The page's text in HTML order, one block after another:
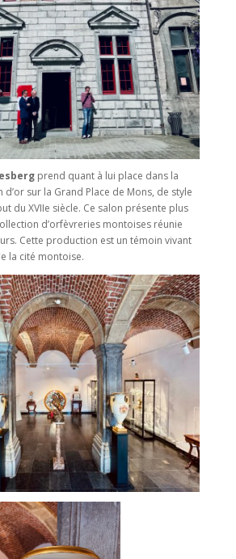
prend quant à lui place dans la
sur la Grand Place de Mons, de style
du XVIIe siècle. Ce salon présente plus
d’orfèvreries montoises réunie
Cette production est un témoin vivant
la cité montoise.